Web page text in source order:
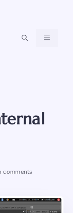
MENU
comments